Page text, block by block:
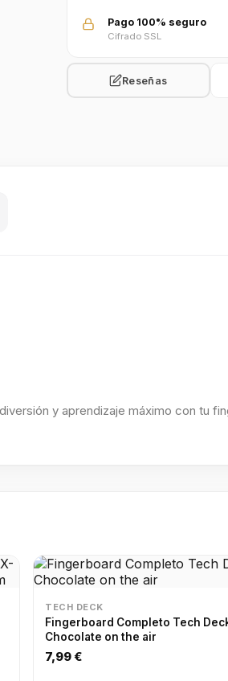
Pago 100% seguro
Cifrado SSL
Reseñas
y aprendizaje máximo con tu
TECH DECK
Fingerboard Completo Tech
Chocolate on the air
7,99 €